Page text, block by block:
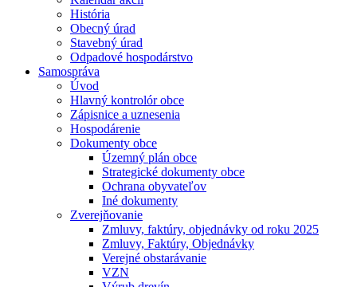
História
Obecný úrad
Stavebný úrad
Odpadové hospodárstvo
Samospráva
Úvod
Hlavný kontrolór obce
Zápisnice a uznesenia
Hospodárenie
Dokumenty obce
Územný plán obce
Strategické dokumenty obce
Ochrana obyvateľov
Iné dokumenty
Zverejňovanie
Zmluvy, faktúry, objednávky od roku 2025
Zmluvy, Faktúry, Objednávky
Verejné obstarávanie
VZN